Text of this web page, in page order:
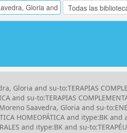
Gloria and su-to:TERAPIAS
and su-to:TERAPIAS
Saavedra, Gloria and su-
HOMEOPÁTICA and itype:BK
and itype:BK and su-